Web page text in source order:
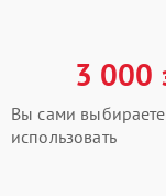
3 000
Вы сами
использовать